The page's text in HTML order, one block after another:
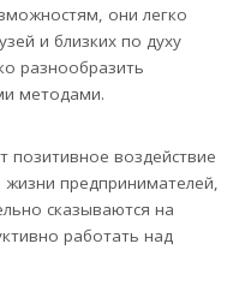
они легко
и близких по духу
разнообразить
методами.
воздействие
жизни предпринимателей,
сказываются на
работать над